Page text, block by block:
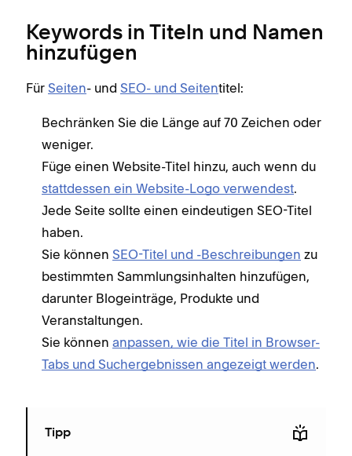
Keywords in Titeln und Namen
hinzufügen
Für Seiten- und SEO- und Seitentitel:
Bechränken Sie die Länge auf 70 Zeichen oder
weniger.
Füge einen Website-Titel hinzu, auch wenn du
stattdessen ein Website-Logo verwendest.
Jede Seite sollte einen eindeutigen SEO-Titel
haben.
Sie können SEO-Titel und -Beschreibungen zu
bestimmten Sammlungsinhalten hinzufügen,
darunter Blogeinträge, Produkte und
Veranstaltungen.
Sie können anpassen, wie die Titel in Browser-
Tabs und Suchergebnissen angezeigt werden.
Tipp